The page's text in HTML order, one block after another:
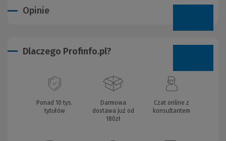
Opinie
Dlaczego Profinfo.pl?
Ponad 10 tys.
tytułów
Darmowa
dostawa już od
180zł
Czat online z
konsultantem